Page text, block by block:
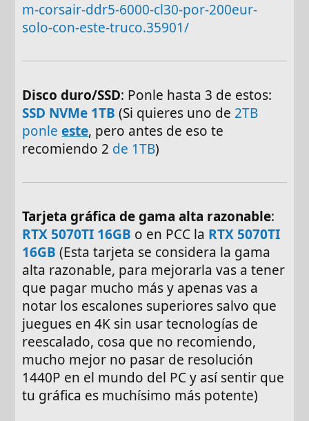
m-corsair-ddr5-6000-cl30-por-200eur-
solo-con-este-truco.35901/
Disco duro/SSD: Ponle hasta 3 de estos:
SSD NVMe 1TB (Si quieres uno de 2TB
ponleeste, pero antes de eso te
recomiendo 2 de 1TB)
Tarjeta gráfica de gama alta razonable:
RTX 5070TI 16GB o en PCC la RTX 5070TI
16GB (Esta tarjeta se considera la gama
alta razonable, para mejorarla vas a tener
que pagar mucho más y apenas vas a
notar los escalones superiores salvo que
juegues en 4K sin usar tecnologías de
reescalado, cosa que no recomiendo,
mucho mejor no pasar de resolución
1440P en el mundo del PC y así sentir que
tu gráfica es muchísimo más potente)